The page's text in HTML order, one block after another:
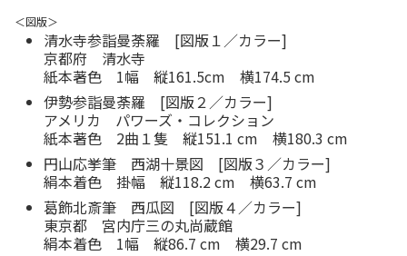
＜図版＞
清水寺参詣曼荼羅 [図版１／カラー]
京都府 清水寺
紙本著色 1幅 縦161.5cm 横174.5 cm
伊勢参詣曼荼羅 [図版２／カラー]
アメリカ パワーズ・コレクション
紙本著色 2曲１隻 縦151.1 cm 横180.3 cm
円山応挙筆 西湖十景図 [図版３／カラー]
絹本着色 掛幅 縦118.2 cm 横63.7 cm
葛飾北斎筆 西瓜図 [図版４／カラー]
東京都 宮内庁三の丸尚蔵館
絹本着色 1幅 縦86.7 cm 横29.7 cm